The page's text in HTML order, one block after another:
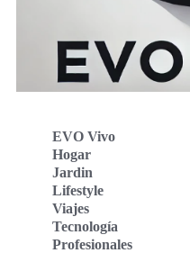
EVO Vivo
Hogar
Jardin
Lifestyle
Viajes
Tecnología
Profesionales